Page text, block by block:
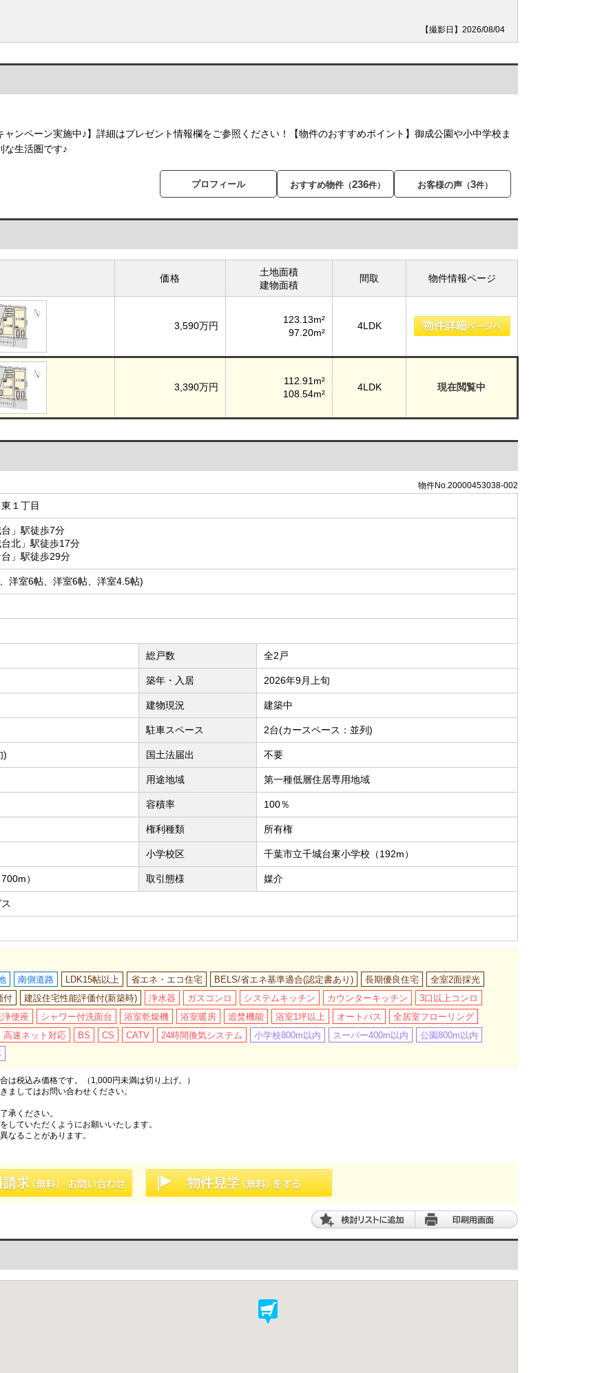
【撮影日】2026/08/04
ャンペーン実施中♪】詳細はプレゼント情報欄をご参照ください！【物件のおすすめポイント】御成公園や小中学校ま
な生活圏です♪
プロフィール おすすめ物件 （236件） お客様の声（3件）
価格
土地面積
建物面積
間取 物件情報ページ
3,590万円
123.13m²
97.20m²
4LDK
3,390万円
112.91m²
108.54m²
4LDK 現在閲覧中
物件No.20000453038-002
１丁目
」駅徒歩7分
北」駅徒歩17分
」駅徒歩29分
洋室6帖、洋室6帖、洋室4.5帖)
総戸数 全2戸
築年・入居 2026年9月上旬
建物現況 建築中
駐車スペース 2台(カースペース：並列)
) 国土法届出 不要
用途地域 第一種低層住居専用地域
容積率 100％
権利種類 所有権
小学校区 千葉市立千城台東小学校（192m）
） 取引態様 媒介
南側道路 LDK15帖以上 省エネ・エコ住宅 BELS/省エネ基準適合(認定書あり) 長期優良住宅
全室2面採光
付 建設住宅性能評価付(新築時) 浄水器 ガスコンロ システムキッチン カウンターキッチン
3口以上コンロ
便座 シャワー付洗面台 浴室乾燥機 浴室暖房 追焚機能 浴室1坪以上 オートバス
全居室フローリング
高速ネット対応 BS CS CATV 24時間換気システム 小学校800m以内 スーパー400m以内
公園800m以内
税込み価格です。（1,000円未満は切り上げ。）
ましてはお問い合わせください。
承ください。
ていただくようにお願いいたします。
なることがあります。